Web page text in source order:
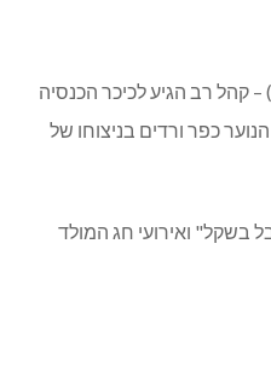
(כ-13 מעלות…) – קהל רב הגיע לכיכר הכנסיה
כפר ורדים בניצוחו של
בשקל" ואירועי חג המולד